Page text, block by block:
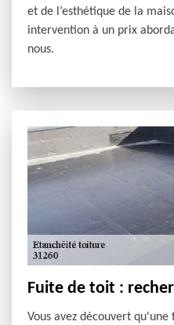
et de l’esthétique de la
intervention à un prix
nous.
Fuite de toit :
Vous avez découvert